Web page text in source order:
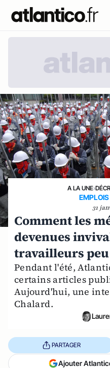
A LA UNE›
31
Comment les
devenues
travailleurs
Pendant l'été,
certains articles
Aujourd'hui, une
Chalard.
PARTAGER
Ajouter